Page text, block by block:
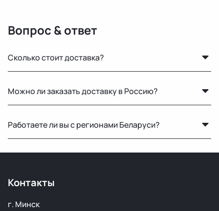
Вопрос & ответ
Сколько стоит доставка?
доставки. Менеджер рассчитает точную цену при
оформлении.
Можно ли заказать доставку в Россию?
другие регионы РФ. Работаем с проверенными
транспортными компаниями.
Работаете ли вы с регионами Беларуси?
Контакты
г. Минск